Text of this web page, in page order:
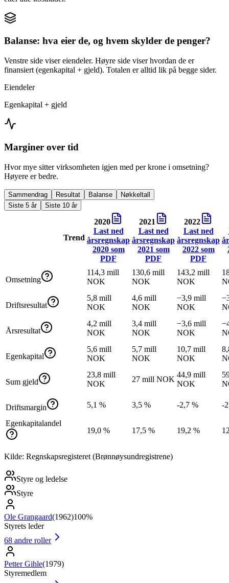
Balanse: hva eier de, og hvem skylder de penger?
Venstre side viser eiendeler. Høyre side viser hvordan de er
finansiert (egenkapital + gjeld). Totalen er alltid lik på begge sider.
Eiendeler
Egenkapital + gjeld
Marginer over tid
Hvor mye sitter virksomheten igjen med per krone i omsetning?
Høyere er bedre.
Sammendrag Resultat Balanse
Nøkkeltall
Siste 5 år
Siste 10 år
Trend
2020
Last ned
årsregnskap
2020som
PDF
2021
Last ned
årsregnskap
2021 som
PDF
2022
Last ned
årsregnskap
2022som
PDF
Omsetning
114,3 mill
NOK
130,6 mill
NOK
143,2 mill
NOK
Driftsresultat
5,8 mill
NOK
4,6 mill
NOK
−3,9 mill
NOK
Årsresultat
4,2 mill
NOK
3,4 mill
NOK
−3,6 mill
NOK
Egenkapital
5,6 mill
NOK
5,7 mill
NOK
10,7 mill
NOK
Sum gjeld
23,8 mill
NOK
27 mill NOK
44,9 mill
NOK
Driftsmargin 5,1 % 3,5 % -2,7 % -
Egenkapitalandel
19,0 %
17,5 % 19,2 %
Kilde: Regnskapsregisteret (Brønnøysundregistrene)
Styre og ledelse
Styre
Ole Grangaard(1962)100%
Styrets leder
68 andre roller
Petter Gihle(1979)
Styremedlem